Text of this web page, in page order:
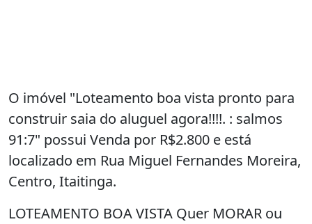
O imóvel "Loteamento boa vista pronto para
construir saia do aluguel agora!!!!. : salmos
91:7" possui Venda por R$2.800 e está
localizado em Rua Miguel Fernandes Moreira,
Centro, Itaitinga.
LOTEAMENTO BOA VISTA Quer MORAR ou